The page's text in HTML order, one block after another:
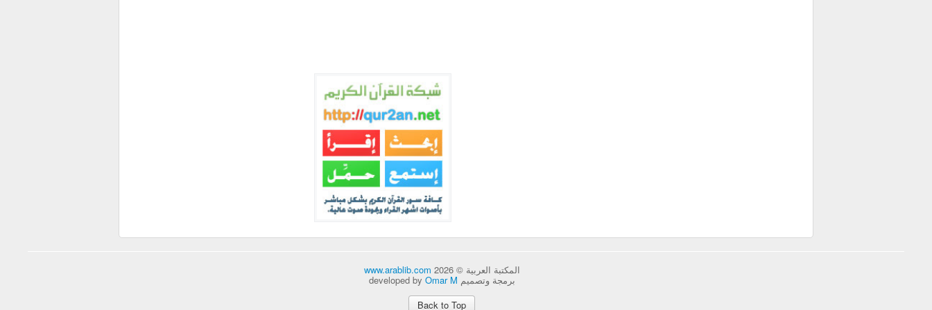
المكتبة العربية © 2026 www.arablib.com
برمجة وتصميم developed by Omar M
Back to Top